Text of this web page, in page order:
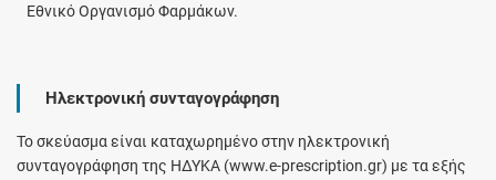
Εθνικό Οργανισμό Φαρμάκων.
Ηλεκτρονική συνταγογράφηση
Το σκεύασμα είναι καταχωρημένο στην ηλεκτρονική
συνταγογράφηση της ΗΔΥΚΑ (www.e-prescription.gr) με τα εξής